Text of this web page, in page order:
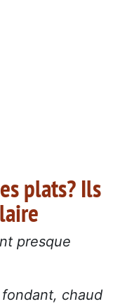
plats? Ils
presque
chaud